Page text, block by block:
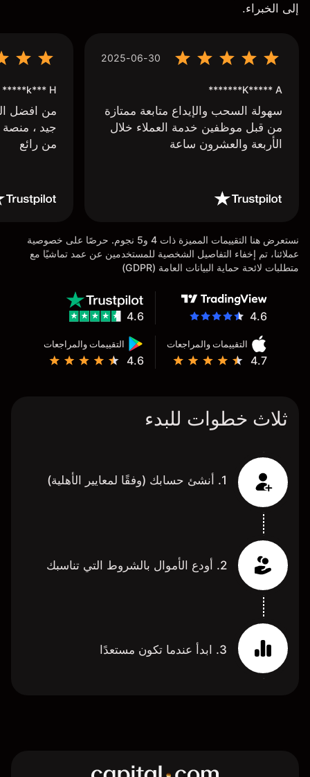
إلى الخبراء.
2025-06-30
K***** A*******
سهولة السحب والإيداع متابعة ممتازة
من قبل موظفين خدمة العملاء خلال
الأربعة والعشرون ساعة
k*** H*****
من افضل
جيد ،
من رائع
نستعرض هنا التقييمات المميزة ذات 4 و5 نجوم. حرصًا على خصوصية
عملائنا، تم إخفاء التفاصيل الشخصية للمستخدمين عن عمد تماشيًا مع
متطلبات لائحة حماية البيانات العامة (GDPR)
4.6
التقييمات والمراجعات
4.7
التقييمات والمراجعات
4.6
4.6
ثلاث خطوات للبدء
1. أنشئ حسابك (وفقًا لمعايير الأهلية)
2. أودع الأموال بالشروط التي تناسبك
3. ابدأ عندما تكون مستعدًا